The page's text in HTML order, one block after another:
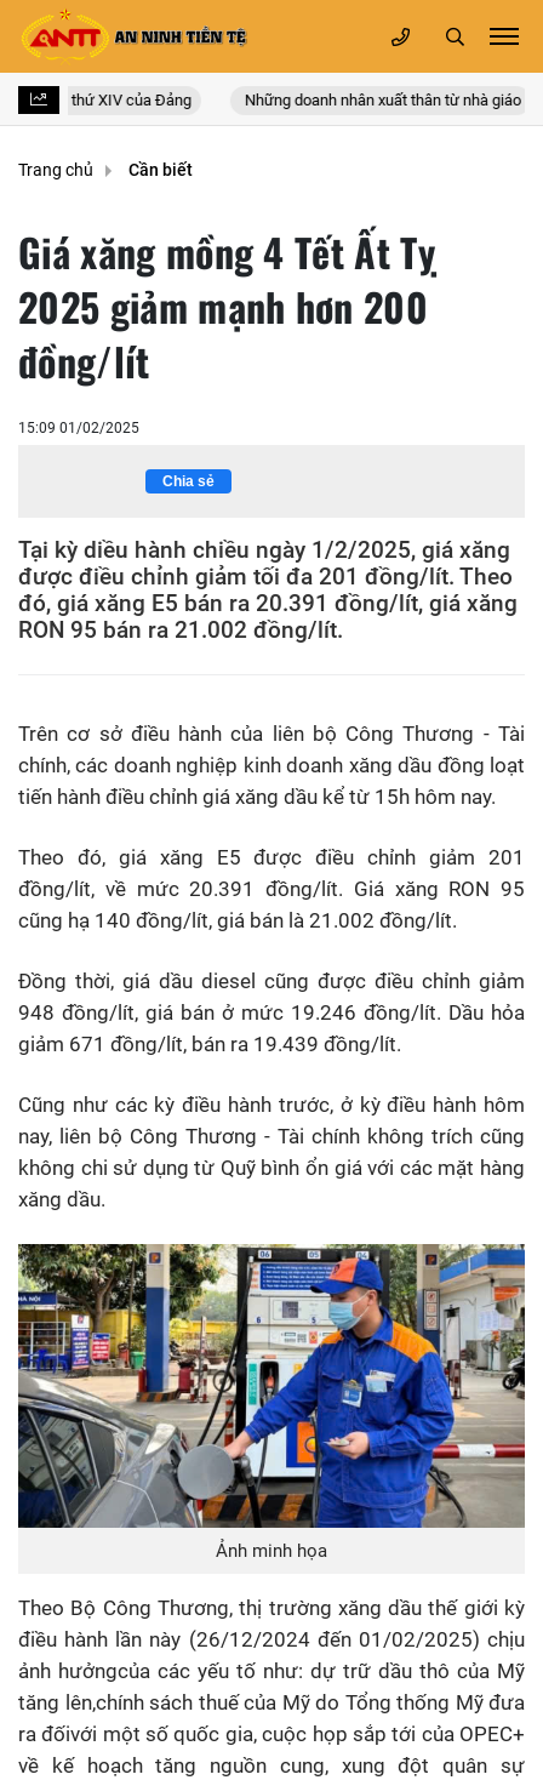
lần thứ XIV của Đảng Những doanh nhân xuất thân từ nhà giáo
Trang chủ Cần biết
Giá xăng mồng 4 Tết Ất Tỵ
2025 giảm mạnh hơn 200
đồng/lít
15:09 01/02/2025
Chia sẻ
Tại kỳ diều hành chiều ngày 1/2/2025, giá xăng
được điều chỉnh giảm tối đa 201 đồng/lít. Theo
đó, giá xăng E5 bán ra 20.391 đồng/lít, giá xăng
RON 95 bán ra 21.002 đồng/lít.
Trên cơ sở điều hành của liên bộ Công Thương - Tài
chính, các doanh nghiệp kinh doanh xăng dầu đồng loạt
tiến hành điều chỉnh giá xăng dầu kể từ 15h hôm nay.
Theo đó, giá xăng E5 được điều chỉnh giảm 201
đồng/lít, về mức 20.391 đồng/lít. Giá xăng RON 95
cũng hạ 140 đồng/lít, giá bán là 21.002 đồng/lít.
Đồng thời, giá dầu diesel cũng được điều chỉnh giảm
948 đồng/lít, giá bán ở mức 19.246 đồng/lít. Dầu hỏa
giảm 671 đồng/lít, bán ra 19.439 đồng/lít.
Cũng như các kỳ điều hành trước, ở kỳ điều hành hôm
nay, liên bộ Công Thương - Tài chính không trích cũng
không chi sử dụng từ Quỹ bình ổn giá với các mặt hàng
xăng dầu.
Ảnh minh họa
Theo Bộ Công Thương, thị trường xăng dầu thế giới kỳ
điều hành lần này (26/12/2024 đến 01/02/2025) chịu
ảnh hưởngcủa các yếu tố như: dự trữ dầu thô của Mỹ
tăng lên,chính sách thuế của Mỹ do Tổng thống Mỹ đưa
ra đốivới một số quốc gia, cuộc họp sắp tới của OPEC+
về kế hoạch tăng nguồn cung, xung đột quân sự